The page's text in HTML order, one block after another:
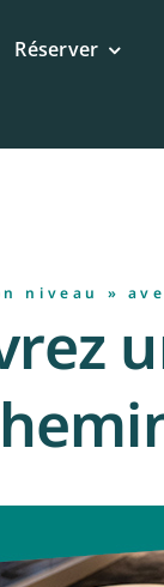
Réserver
niveau »